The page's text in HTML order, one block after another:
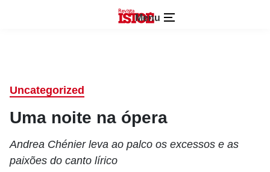
Menu
Uncategorized
Uma noite na ópera
Andrea Chénier leva ao palco os excessos e as
paixões do canto lírico